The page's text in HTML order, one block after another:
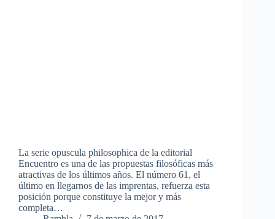
La serie opuscula philosophica de la editorial
Encuentro es una de las propuestas filosóficas más
atractivas de los últimos años. El número 61, el
último en llegarnos de las imprentas, refuerza esta
posición porque constituye la mejor y más
completa…